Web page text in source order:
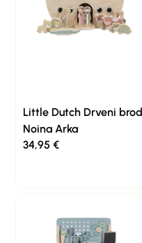
Little Dutch Drveni brod
Noina Arka
34,95€